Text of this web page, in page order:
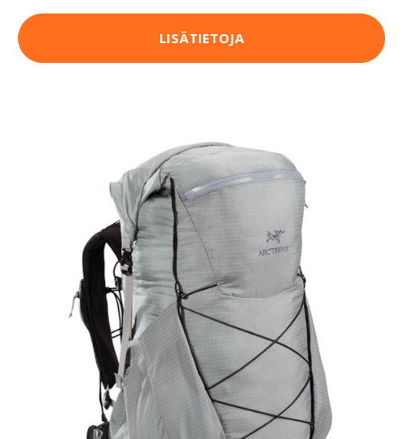
LISÄTIETOJA